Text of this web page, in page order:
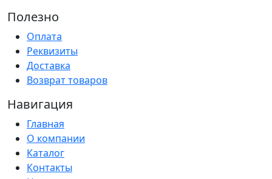
Полезно
Оплата
Реквизиты
Доставка
Возврат товаров
Навигация
Главная
О компании
Каталог
Контакты